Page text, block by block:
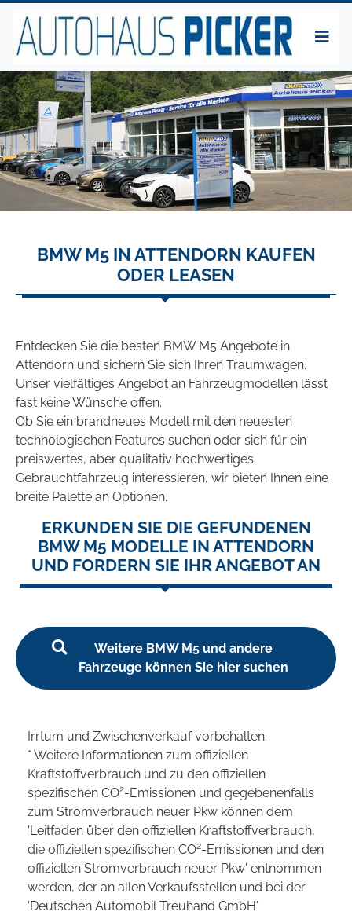
BMW M5 IN ATTENDORN KAUFEN
ODER LEASEN
Entdecken Sie die besten BMW M5 Angebote in
Attendorn und sichern Sie sich Ihren Traumwagen.
Unser vielfältiges Angebot an Fahrzeugmodellen lässt
fast keine Wünsche offen.
Ob Sie ein brandneues Modell mit den neuesten
technologischen Features suchen oder sich für ein
preiswertes, aber qualitativ hochwertiges
Gebrauchtfahrzeug interessieren, wir bieten Ihnen eine
breite Palette an Optionen.
ERKUNDEN SIE DIE GEFUNDENEN
BMW M5 MODELLE IN ATTENDORN
UND FORDERN SIE IHR ANGEBOT AN
Weitere BMW M5 und andere
Fahrzeuge können Sie hier suchen
Irrtum und Zwischenverkauf vorbehalten.
* Weitere Informationen zum offiziellen
Kraftstoffverbrauch und zu den offiziellen
spezifischen CO2-Emissionen und gegebenenfalls
zum Stromverbrauch neuer Pkw können dem
'Leitfaden über den offiziellen Kraftstoffverbrauch,
die offiziellen spezifischen CO2-Emissionen und den
offiziellen Stromverbrauch neuer Pkw' entnommen
werden, der an allen Verkaufsstellen und bei der
'Deutschen Automobil Treuhand GmbH'